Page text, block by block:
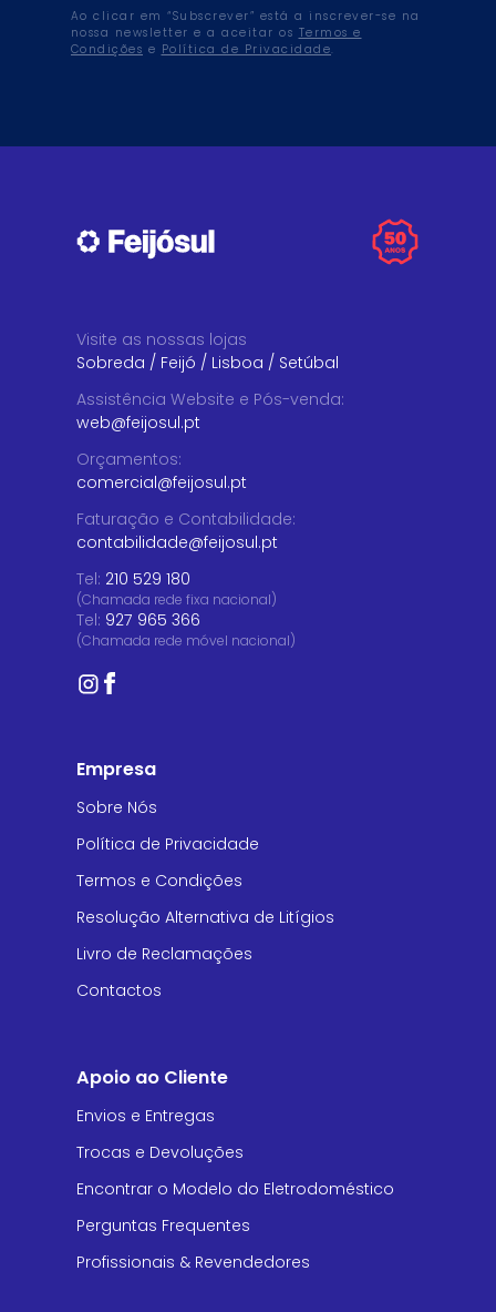
Ao clicar em “Subscrever” está a inscrever-se na
nossa newsletter e a aceitar os Termos e
Condições e Política de Privacidade.
Visite as nossas lojas
Sobreda / Feijó / Lisboa / Setúbal
Assistência Website e Pós-venda:
web@feijosul.pt
Orçamentos:
comercial@feijosul.pt
Faturação e Contabilidade:
contabilidade@feijosul.pt
Tel: 210 529 180
(Chamada rede fixa nacional)
Tel: 927 965 366
(Chamada rede móvel nacional)
Empresa
Sobre Nós
Política de Privacidade
Termos e Condições
Resolução Alternativa de Litígios
Livro de Reclamações
Contactos
Apoio ao Cliente
Envios e Entregas
Trocas e Devoluções
Encontrar o Modelo do Eletrodoméstico
Perguntas Frequentes
Profissionais & Revendedores